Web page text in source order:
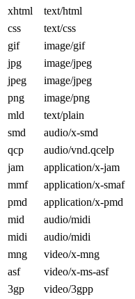
xhtml
text/html
css
text/css
gif
image/gif
jpg
image/jpeg
jpeg
image/jpeg
png
image/png
mld
text/plain
smd
audio/x-smd
qcp
audio/vnd.qcelp
jam
application/x-jam
mmf
application/x-smaf
pmd
application/x-pmd
mid
audio/midi
midi
audio/midi
mng
video/x-mng
asf
video/x-ms-asf
3gp
video/3gpp